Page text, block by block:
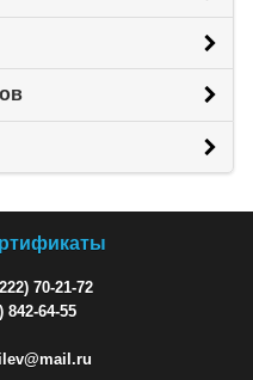
70-21-72
842-64-55